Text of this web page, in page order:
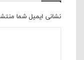
نشانی ایمیل شما